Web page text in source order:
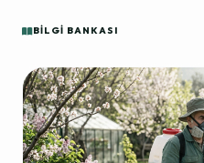
BILGI BANKASI